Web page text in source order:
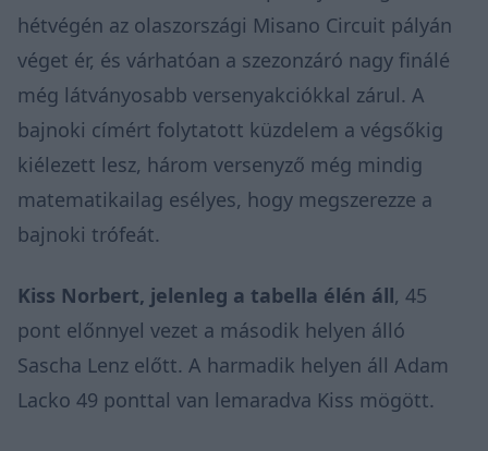
hétvégén az olaszországi Misano Circuit pályán
véget ér, és várhatóan a szezonzáró nagy finálé
még látványosabb versenyakciókkal zárul. A
bajnoki címért folytatott küzdelem a végsőkig
kiélezett lesz, három versenyző még mindig
matematikailag esélyes, hogy megszerezze a
bajnoki trófeát.
Kiss Norbert, jelenleg a tabella élén áll, 45
pont előnnyel vezet a második helyen álló
Sascha Lenz előtt. A harmadik helyen áll Adam
Lacko 49 ponttal van lemaradva Kiss mögött.